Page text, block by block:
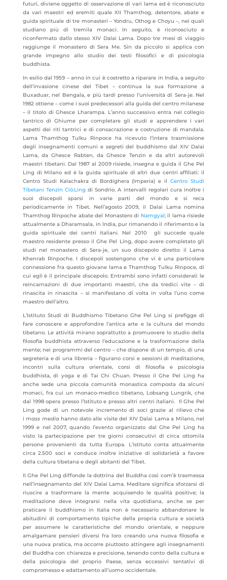
futuri, diviene oggetto di osservazione di vari lama ed è riconosciuto
da vari maestri ed eremiti quale XII Thamthog, detentore, abate e
guida spirituale di tre monasteri – Yondru, Othog e Choyu –, nei quali
studiano più di tremila monaci. In seguito, è riconosciuto e
riconfermato dallo stesso XIV Dalai Lama. Dopo tre mesi di viaggio
raggiunge il monastero di Sera Me. Sin da piccolo si applica con
grande impegno allo studio dei testi filosofici e di psicologia
buddhista.
In esilio dal 1959 – anno in cui è costretto a riparare in India, a seguito
dell’invasione cinese del Tibet – continua la sua formazione a
Buxaduar, nel Bengala, e più tardi presso l’università di Sera-je. Nel
1982 ottiene – come i suoi predecessori alla guida del centro milanese
– il titolo di Ghesce Lharampa. L’anno successivo entra nel collegio
tantrico di Ghiume per completare gli studi e apprendere i vari
aspetti dei riti tantrici e di consacrazione e costruzione di mandala.
Lama Thamthog Tulku Rinpoce ha ricevuto l’intera trasmissione
degli insegnamenti comuni e segreti del buddhismo dal XIV Dalai
Lama, da Ghesce Rabten, da Ghesce Tenzin e da altri autorevoli
maestri tibetani. Dal 1987 al 2009 risiede, insegna e guida il Ghe Pel
Ling di Milano ed è la guida spirituale di altri due centri affiliati: il
Centro Studi Kalachakra di Bordighera (Imperia) e ilCentro Studi
Tibetani Tenzin Ciö.Ling di Sondrio. A intervalli regolari cura inoltre i
suoi discepoli sparsi in varie parti del mondo e si reca
periodicamente in Tibet. Nell’agosto 2009, il Dalai Lama nomina
Thamthog Rinpoche abate del Monastero di Namgyal; il lama risiede
attualmente a Dharamsala, in India, pur rimanendo il riferimento e la
guida spirituale dei centri italiani. Nel 2010 gli succede quale
maestro residente presso il Ghe Pel Ling, dopo avere completato gli
studi nel monastero di Sera-je, un suo discepolo diretto: il Lama
Khenrab Rinpoche. I discepoli sostengono che vi è una particolare
connessione fra questo giovane lama e Thamthog Tulku Rinpoce, di
cui egli è il principale discepolo. Entrambi sono infatti considerati le
reincarnazioni di due importanti maestri, che da tredici vite – di
rinascita in rinascita – si manifestano di volta in volta l’uno come
maestro dell’altro.
L’Istituto Studi di Buddhismo Tibetano Ghe Pel Ling si prefigge di
fare conoscere e approfondire l’antica arte e la cultura del mondo
tibetano. Le attività mirano soprattutto a promuovere lo studio della
filosofia buddhista attraverso l’educazione e la trasformazione della
mente; nei programmi del centro – che dispone di un tempio, di una
segreteria e di una libreria – figurano corsi e sessioni di meditazione,
incontri sulla cultura orientale, corsi di filosofia e psicologia
buddhista, di yoga e di Tai Chi Chuan. Presso il Ghe Pel Ling ha
anche sede una piccola comunità monastica composta da alcuni
monaci, fra cui un monaco-medico tibetano, Lobsang Lungrik, che
dal 1998 opera presso l’Istituto e presso altri centri italiani. Il Ghe Pel
Ling gode di un notevole incremento di soci grazie al rilievo che
imass media hanno dato alle visite del XIV Dalai Lama a Milano, nel
1999 e nel 2007, quando l’evento organizzato dal Ghe Pel Ling ha
visto la partecipazione per tre giorni consecutivi di circa ottomila
persone provenienti da tutta Europa. L’istituto conta attualmente
circa 2.500 soci e conduce inoltre iniziative di solidarietà a favore
della cultura tibetana e degli abitanti del Tibet.
Il Ghe Pel Ling diffonde la dottrina del Buddha così com’è trasmessa
nell’insegnamento del XIV Dalai Lama. Meditare significa sforzarsi di
riuscire a trasformare la mente acquisendo le qualità positive; la
meditazione deve integrarsi nella vita quotidiana, anche se per
praticare il buddhismo in Italia non è necessario abbandonare le
abitudini di comportamento tipiche della propria cultura e società
per assumere le caratteristiche del mondo orientale, e neppure
amalgamare pensieri diversi fra loro creando una nuova filosofia e
una nuova pratica, ma occorre piuttosto attingere agli insegnamenti
del Buddha con chiarezza e precisione, tenendo conto della cultura e
della psicologia del proprio Paese, senza eccessivi tentativi di
compromesso e adattamento all’uomo occidentale.